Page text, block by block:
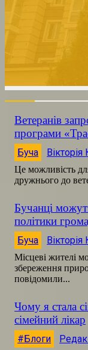
Ветеранів
програми
Буча
Це можливість
дружнього до
Бучанці
політики
Буча
Місцеві жителі
збереження
повідомили...
Чому я стала
сімейний лікар
#Блоги